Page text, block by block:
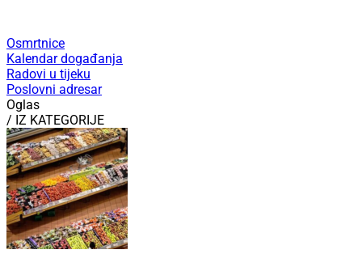
Osmrtnice
Kalendar događanja
Radovi u tijeku
Poslovni adresar
Oglas
/ IZ KATEGORIJE